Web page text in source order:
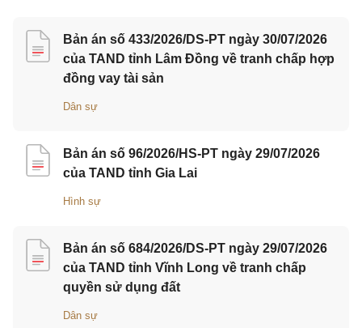
Bản án số 433/2026/DS-PT ngày 30/07/2026
của TAND tỉnh Lâm Đồng về tranh chấp hợp
đồng vay tài sản
Dân sự
Bản án số 96/2026/HS-PT ngày 29/07/2026
của TAND tỉnh Gia Lai
Hình sự
Bản án số 684/2026/DS-PT ngày 29/07/2026
của TAND tỉnh Vĩnh Long về tranh chấp
quyền sử dụng đất
Dân sự